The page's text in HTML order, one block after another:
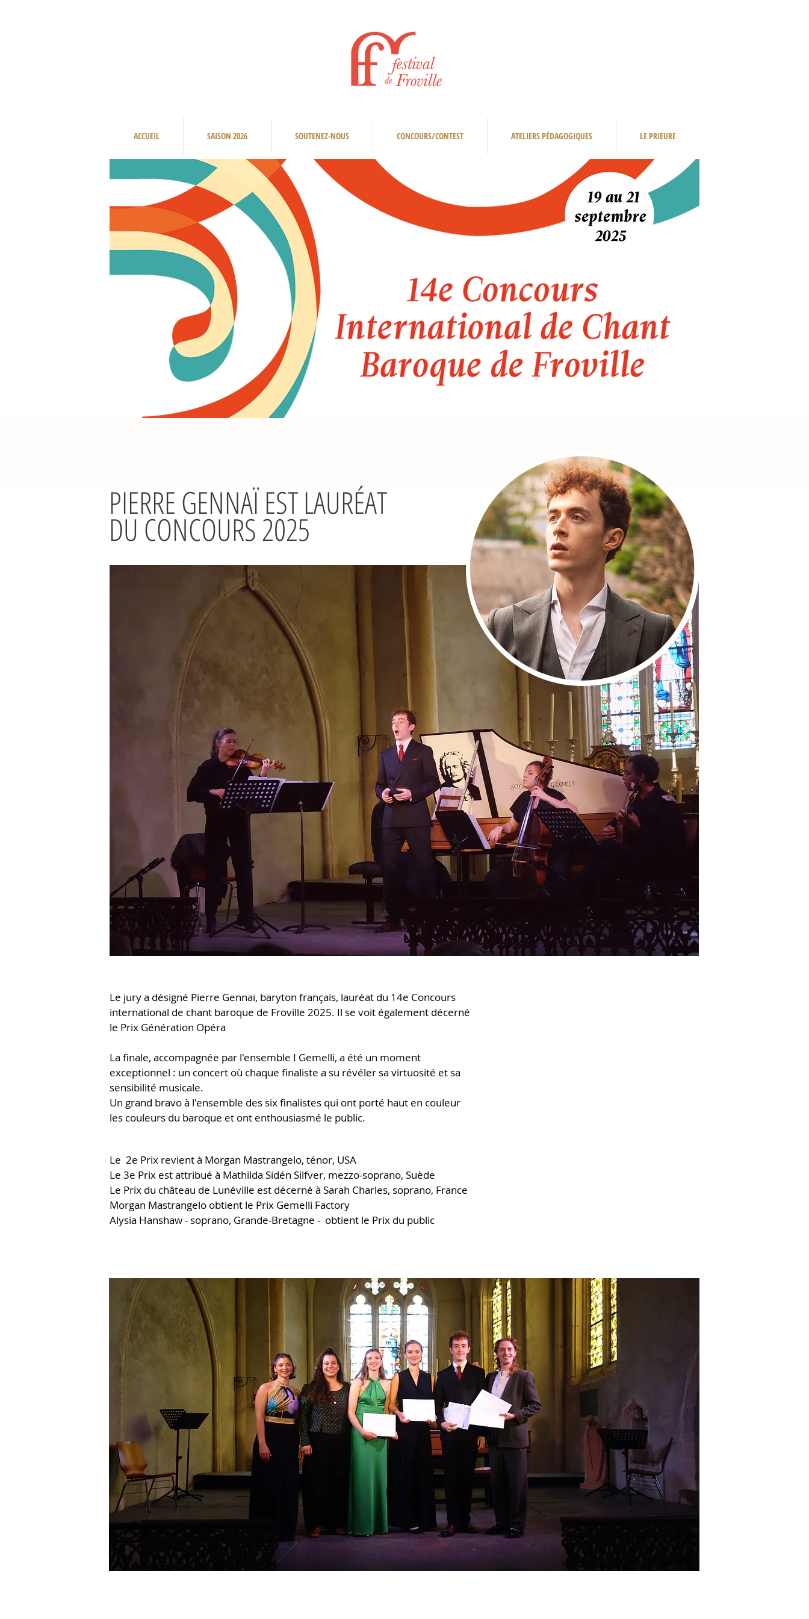
ACCUEIL SAISON 2026 SOUTENEZ-NOUS CONCOURS/CONTEST ATELIERS PÉDAGOGIQUES LE PRIEURE
PIERRE GENNAÏ EST LAURÉAT
DU CONCOURS 2025
Le jury a désigné Pierre Gennaï, baryton français, lauréat du 14e Concours
international de chant baroque de Froville 2025. Il se voit également décerné
le Prix Génération Opéra
La finale, accompagnée par l'ensemble I Gemelli, a été un moment
exceptionnel : un concert où chaque finaliste a su révéler sa virtuosité et sa
sensibilité musicale.
Un grand bravo à l'ensemble des six finalistes qui ont porté haut en couleur
les couleurs du baroque et ont enthousiasmé le public.
Le 2e Prix revient à Morgan Mastrangelo, ténor, USA
Le 3e Prix est attribué à Mathilda Sidén Silfver, mezzo-soprano, Suède
Le Prix du château de Lunéville est décerné à Sarah Charles, soprano, France
Morgan Mastrangelo obtient le Prix Gemelli Factory
Alysia Hanshaw - soprano, Grande-Bretagne - obtient le Prix du public